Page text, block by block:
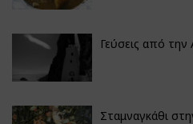
Γεύσεις από την
Σταμναγκάθι